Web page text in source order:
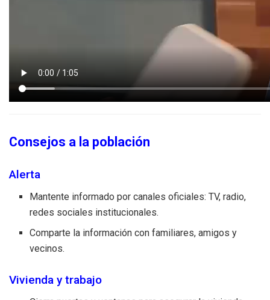
Consejos a la población
Alerta
Mantente informado por canales oficiales: TV, radio,
redes sociales institucionales.
Comparte la información con familiares, amigos y
vecinos.
Vivienda y trabajo